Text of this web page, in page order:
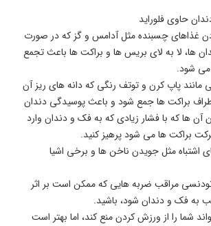
حاوی فلوراید
غذاهای چسبنده مثل آدامس و گز که در صورت
ها، لا به لای بریس ها و براکت ها باعث تجمع
می شود.
مانند پاپ کرن و توتف رنگی که دانه های ریز آن
براکت ها جمع شود و باعث پوسیدگی دندان
ها که با فشار زیادی که به فک و دندان وارد
براکت ها می شود پرهیز کنید.
اشتباه مثل جویدن ناخن ها و برخی اشیا
مراقب ضربه هایی که ممکن است بر اثر
به فک و دندان شود، باشید.
شما را از ورزش کردن منع کند، اما بهتر است